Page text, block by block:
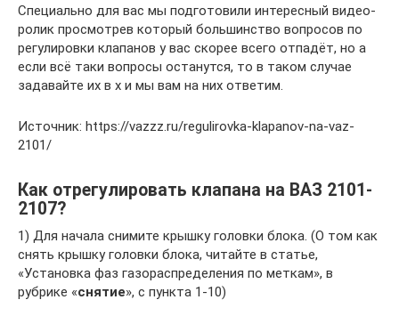
Специально для вас мы подготовили интересный видео-
ролик просмотрев который большинство вопросов по
регулировки клапанов у вас скорее всего отпадёт, но а
если всё таки вопросы останутся, то в таком случае
задавайте их в х и мы вам на них ответим.
Источник: https://vazzz.ru/regulirovka-klapanov-na-vaz-
2101/
Как отрегулировать клапана на ВАЗ 2101-
2107?
1) Для начала снимите крышку головки блока. (О том как
снять крышку головки блока, читайте в статье,
«Установка фаз газораспределения по меткам», в
рубрике «снятие», с пункта 1-10)